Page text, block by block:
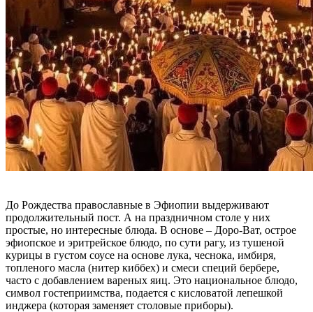
До Рождества православные в Эфиопии выдерживают
продолжительный пост. А на праздничном столе у них
простые, но интересные блюда. В основе – Доро-Ват, острое
эфиопское и эритрейское блюдо, по сути рагу, из тушеной
курицы в густом соусе на основе лука, чеснока, имбиря,
топленого масла (нитер киббех) и смеси специй бербере,
часто с добавлением вареных яиц. Это национальное блюдо,
символ гостеприимства, подается с кисловатой лепешкой
инджера (которая заменяет столовые приборы).